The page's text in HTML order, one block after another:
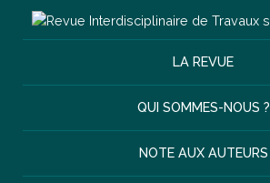
LA REVUE
QUI SOMMES-NOUS ?
NOTE AUX AUTEURS